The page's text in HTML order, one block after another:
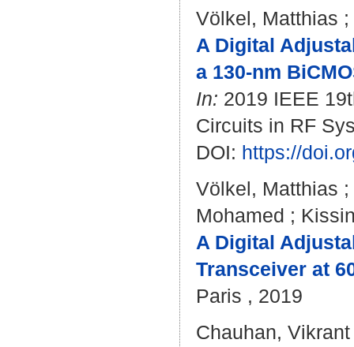
Völkel, Matthias ;
A Digital
a 130-nm
In: 2019 IEEE
Circuits in RF
DOI: https://
Völkel, Matthias ;
Mohamed ;
A Digital
Transceiver at
Paris , 2019
Chauhan, Vikrant